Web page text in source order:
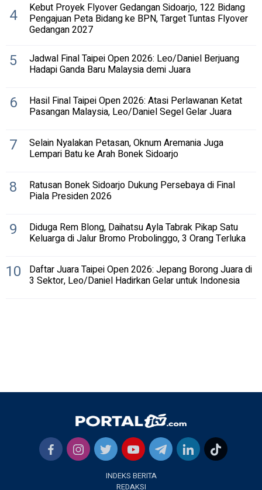
4 Kebut Proyek Flyover Gedangan Sidoarjo, 122 Bidang
Pengajuan Peta Bidang ke BPN, Target Tuntas Flyover
Gedangan 2027
5 Jadwal Final Taipei Open 2026: Leo/Daniel Berjuang
Hadapi Ganda Baru Malaysia demi Juara
6 Hasil Final Taipei Open 2026: Atasi Perlawanan Ketat
Pasangan Malaysia, Leo/Daniel Segel Gelar Juara
7 Selain Nyalakan Petasan, Oknum Aremania Juga
Lempari Batu ke Arah Bonek Sidoarjo
8 Ratusan Bonek Sidoarjo Dukung Persebaya di Final
Piala Presiden 2026
9 Diduga Rem Blong, Daihatsu Ayla Tabrak Pikap Satu
Keluarga di Jalur Bromo Probolinggo, 3 Orang Terluka
10 Daftar Juara Taipei Open 2026: Jepang Borong Juara di
3 Sektor, Leo/Daniel Hadirkan Gelar untuk Indonesia
INDEKS BERITA
REDAKSI